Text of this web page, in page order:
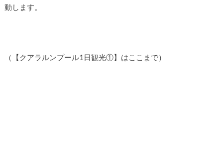
動します。
（【クアラルンプール1日観光①】はここまで）